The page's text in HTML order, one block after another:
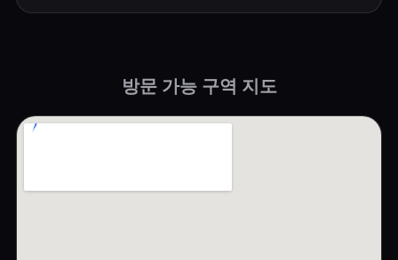
방문 가능 구역 지도